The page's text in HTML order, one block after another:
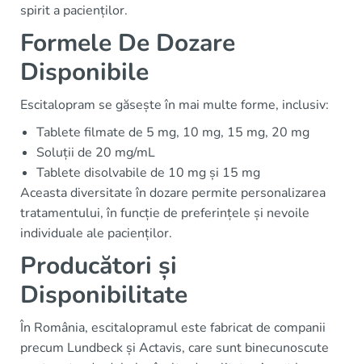
spirit a pacienților.
Formele De Dozare
Disponibile
Escitalopram se găsește în mai multe forme, inclusiv:
Tablete filmate de 5 mg, 10 mg, 15 mg, 20 mg
Soluții de 20 mg/mL
Tablete disolvabile de 10 mg și 15 mg
Aceasta diversitate în dozare permite personalizarea
tratamentului, în funcție de preferințele și nevoile
individuale ale pacienților.
Producători și
Disponibilitate
În România, escitalopramul este fabricat de companii
precum Lundbeck și Actavis, care sunt binecunoscute